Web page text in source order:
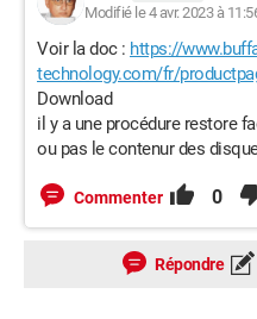
Modifié le 4 avr. 2023 à
Voir la doc : https://
technology.com/fr/
Download
il y a une procédure restore
ou pas le contenur des
Commenter 0
Répondre